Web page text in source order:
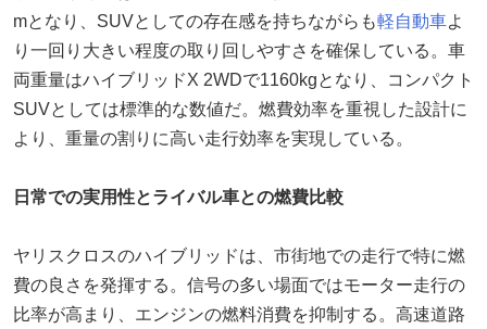
mとなり、SUVとしての存在感を持ちながらも軽自動車よ
り一回り大きい程度の取り回しやすさを確保している。車
両重量はハイブリッドX 2WDで1160kgとなり、コンパクト
SUVとしては標準的な数値だ。燃費効率を重視した設計に
より、重量の割りに高い走行効率を実現している。
日常での実用性とライバル車との燃費比較
ヤリスクロスのハイブリッドは、市街地での走行で特に燃
費の良さを発揮する。信号の多い場面ではモーター走行の
比率が高まり、エンジンの燃料消費を抑制する。高速道路